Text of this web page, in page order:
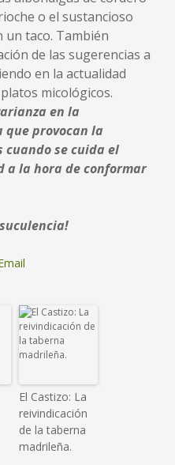
o el sustancioso
un taco. También
de las sugerencias a
en la actualidad
micológicos.
en la
que provocan la
se cuida el
a la hora de conformar
El Castizo: La
reivindicación
de la taberna
madrileña.